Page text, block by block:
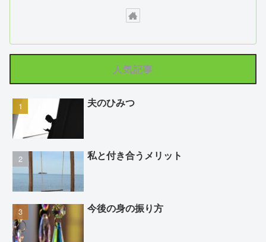
人気記事
夫のひみつ
私と付き合うメリット
今後の身の振り方